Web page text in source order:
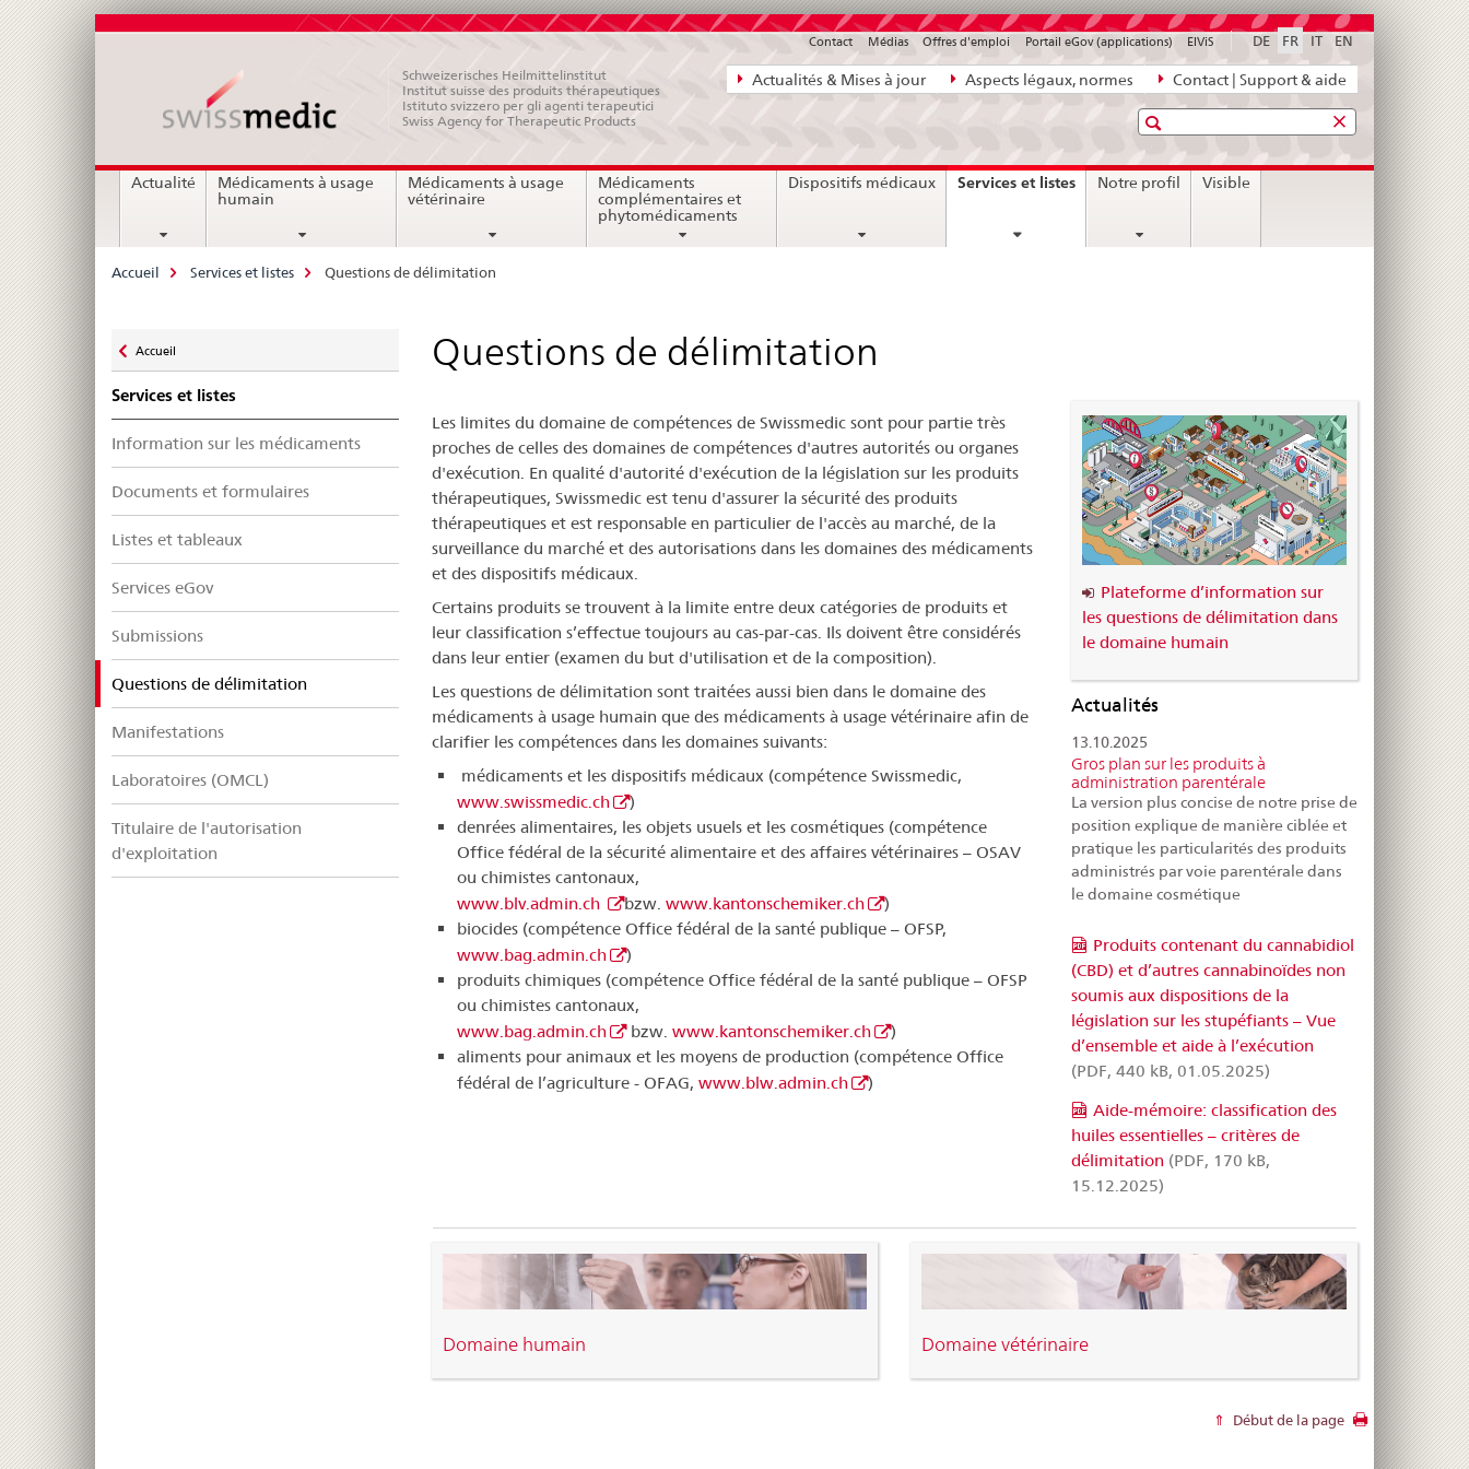
Navigation
directe:
bases
juridiques,
contact
Actualités & Mises à jour Aspects légaux, normes Contact | Support & aide
DE FR IT EN
Contact Médias Offres d'emploi Portail eGov (applications) ElViS
Schweizerisches Heilmittelinstitut
Institut suisse des produits thérapeutiques
Istituto svizzero per gli agenti terapeutici
Swiss Agency for Therapeutic Products
Recherche
Navigation
Actualité
Médicaments à usage
humain
Médicaments à usage
vétérinaire
Médicaments
complémentaires et
phytomédicaments
Dispositifs médicaux Services et listescurrent
Notre profil Visible
Breadcrumb
Accueil Services et listes Questions de délimitation
zu
Accueil
Services et listes
Information sur les médicaments
Documents et formulaires
Listes et tableaux
Services eGov
Submissions
Questions de délimitation
Manifestations
Laboratoires (OMCL)
Titulaire de l'autorisation
d'exploitation
Questions de délimitation
Les limites du domaine de compétences de Swissmedic sont pour partie très
proches de celles des domaines de compétences d'autres autorités ou organes
d'exécution. En qualité d'autorité d'exécution de la législation sur les produits
thérapeutiques, Swissmedic est tenu d'assurer la sécurité des produits
thérapeutiques et est responsable en particulier de l'accès au marché, de la
surveillance du marché et des autorisations dans les domaines des médicaments
et des dispositifs médicaux.
Certains produits se trouvent à la limite entre deux catégories de produits et
leur classification s’effectue toujours au cas-par-cas. Ils doivent être considérés
dans leur entier (examen du but d'utilisation et de la composition).
Les questions de délimitation sont traitées aussi bien dans le domaine des
médicaments à usage humain que des médicaments à usage vétérinaire afin de
clarifier les compétences dans les domaines suivants:
médicaments et les dispositifs médicaux (compétence Swissmedic,
www.swissmedic.ch
)
denrées alimentaires, les objets usuels et les cosmétiques (compétence
Office fédéral de la sécurité alimentaire et des affaires vétérinaires – OSAV
ou chimistes cantonaux,
www.blv.admin.ch
bzw. www.kantonschemiker.ch
)
biocides (compétence Office fédéral de la santé publique – OFSP,
www.bag.admin.ch
)
produits chimiques (compétence Office fédéral de la santé publique – OFSP
ou chimistes cantonaux,
www.bag.admin.ch
bzw. www.kantonschemiker.ch
)
aliments pour animaux et les moyens de production (compétence Office
fédéral de l’agriculture - OFAG, www.blw.admin.ch )
Plateforme d’information sur
les questions de délimitation dans
le domaine humain
Actualités
13.10.2025
Gros plan sur les produits à
administration parentérale
La version plus concise de notre prise de
position explique de manière ciblée et
pratique les particularités des produits
administrés par voie parentérale dans
le domaine cosmétique
Produits contenant du cannabidiol
(CBD) et d’autres cannabinoïdes non
soumis aux dispositions de la
législation sur les stupéfiants – Vue
d’ensemble et aide à l’exécution
(PDF, 440 kB, 01.05.2025)
Aide-mémoire: classification des
huiles essentielles – critères de
délimitation (PDF, 170 kB,
15.12.2025)
Domaine humain Domaine vétérinaire
Début de la page